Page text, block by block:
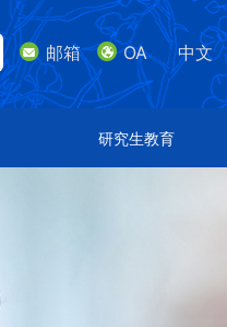
邮箱
研究生教育
邮箱 OA 中文
研究生教育